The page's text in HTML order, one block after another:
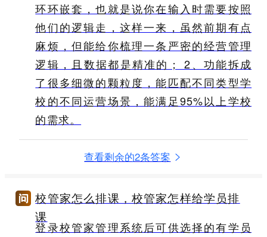
环环嵌套，也就是说你在输入时需要按照
他们的逻辑走，这样一来，虽然前期有点
麻烦，但能给你梳理一条严密的经营管理
逻辑，且数据都是精准的； 2、功能拆成
了很多细微的颗粒度，能匹配不同类型学
校的不同运营场景，能满足95%以上学校
的需求。
查看剩余的2条答案
校管家怎么排课，校管家怎样给学员排
课
登录校管家管理系统后可供选择的有学员